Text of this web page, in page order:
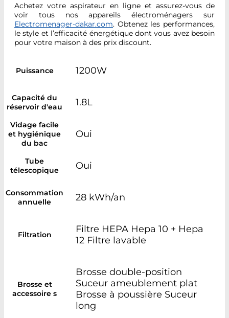
Achetez votre aspirateur en ligne et assurez-vous de
voir tous nos appareils électroménagers sur
Electromenager-dakar.com. Obtenez les performances,
le style et l’efficacité énergétique dont vous avez besoin
pour votre maison à des prix discount.
Puissance 1200W
Capacité du
réservoir d'eau
1.8L
Vidage facile
et hygiénique
du bac
Oui
Tube
télescopique
Oui
Consommation
annuelle
28 kWh/an
Filtration
Filtre HEPA Hepa 10 + Hepa
12 Filtre lavable
Brosse et
accessoire s
Brosse double-position
Suceur ameublement plat
Brosse à poussière Suceur
long